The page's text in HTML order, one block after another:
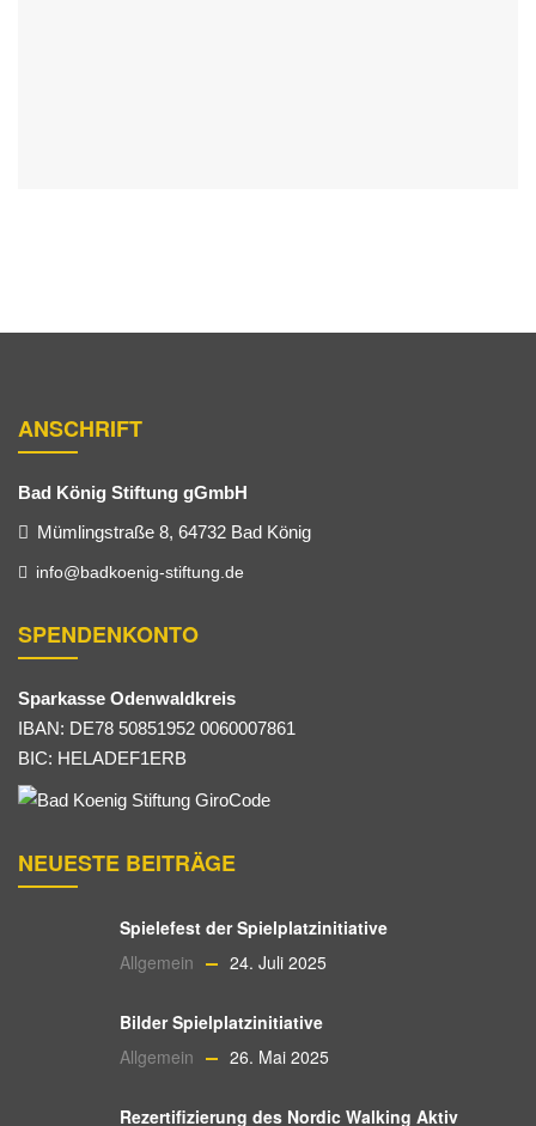
ANSCHRIFT
Bad König Stiftung gGmbH
Mümlingstraße 8, 64732 Bad König
info@badkoenig-stiftung.de
SPENDENKONTO
Sparkasse Odenwaldkreis
IBAN: DE78 50851952 0060007861
BIC: HELADEF1ERB
NEUESTE BEITRÄGE
Spielefest der Spielplatzinitiative
Allgemein
24. Juli 2025
Bilder Spielplatzinitiative
Allgemein
26. Mai 2025
Rezertifizierung des Nordic Walking Aktiv